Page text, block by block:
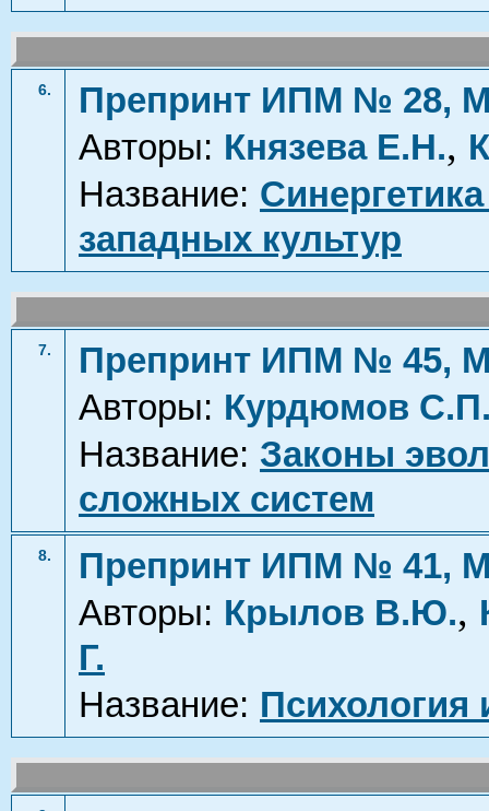
6.
Препринт ИПМ № 28,
Авторы: Князева Е.Н.,
Название:
западных культур
7.
Препринт ИПМ № 45,
Авторы: Курдюмов
Название: Законы
сложных систем
8.
Препринт ИПМ № 41,
Авторы: Крылов В.Ю.,
Г.
Название: Психология